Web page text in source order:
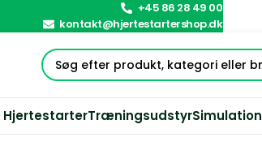
HjertestarterTræningsudstyrSimulation
+45 86 28 49 00
kontakt@hjertestartershop.dk